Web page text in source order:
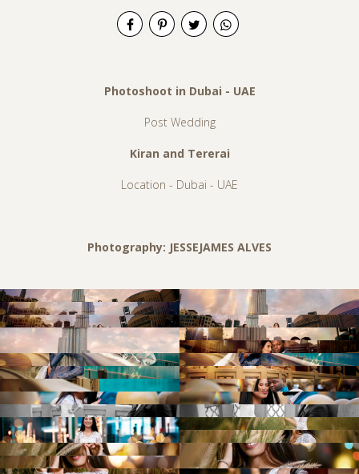
Photoshoot in Dubai - UAE
Post Wedding
Kiran and Tererai
Location - Dubai - UAE
Photography: JESSEJAMES ALVES